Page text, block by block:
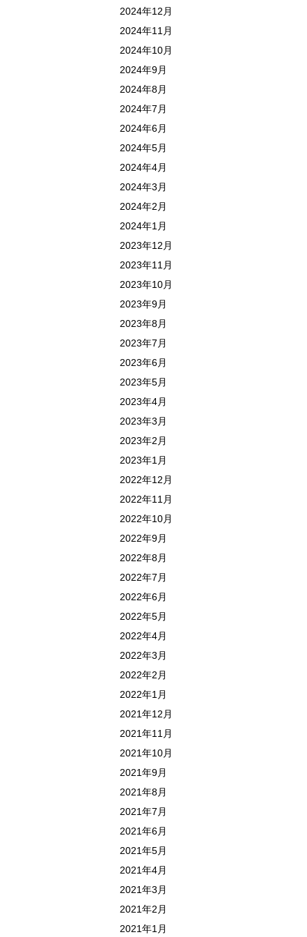
2024年12月
2024年11月
2024年10月
2024年9月
2024年8月
2024年7月
2024年6月
2024年5月
2024年4月
2024年3月
2024年2月
2024年1月
2023年12月
2023年11月
2023年10月
2023年9月
2023年8月
2023年7月
2023年6月
2023年5月
2023年4月
2023年3月
2023年2月
2023年1月
2022年12月
2022年11月
2022年10月
2022年9月
2022年8月
2022年7月
2022年6月
2022年5月
2022年4月
2022年3月
2022年2月
2022年1月
2021年12月
2021年11月
2021年10月
2021年9月
2021年8月
2021年7月
2021年6月
2021年5月
2021年4月
2021年3月
2021年2月
2021年1月